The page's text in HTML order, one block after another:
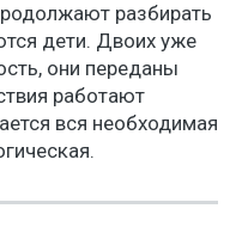
разбирать
дети. Двоих уже
они переданы
работают
вся необходимая